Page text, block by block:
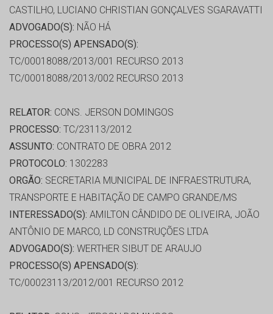
CASTILHO, LUCIANO CHRISTIAN GONÇALVES SGARAVATTI
ADVOGADO(S): NÃO HÁ
PROCESSO(S) APENSADO(S):
TC/00018088/2013/001 RECURSO 2013
TC/00018088/2013/002 RECURSO 2013
RELATOR: CONS. JERSON DOMINGOS
PROCESSO: TC/23113/2012
ASSUNTO: CONTRATO DE OBRA 2012
PROTOCOLO: 1302283
ORGÃO: SECRETARIA MUNICIPAL DE INFRAESTRUTURA,
TRANSPORTE E HABITAÇÃO DE CAMPO GRANDE/MS
INTERESSADO(S): AMILTON CÂNDIDO DE OLIVEIRA, JOÃO
ANTÔNIO DE MARCO, LD CONSTRUÇÕES LTDA
ADVOGADO(S): WERTHER SIBUT DE ARAUJO
PROCESSO(S) APENSADO(S):
TC/00023113/2012/001 RECURSO 2012